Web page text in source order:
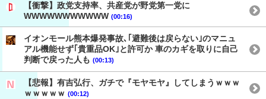
【衝撃】政党支持率、共産党が野党第一党に
WWWWWWWWWWW (00:16)
イオンモール熊本爆発事故､｢避難後は戻らない｣のマニュ
アル機能せず｢貴重品OK｣と許可か 車のカギを取りに自己
判断で戻った人も (00:13)
【悲報】有吉弘行、ガチで『モヤモヤ』してしまうｗｗｗ
ｗｗｗｗｗ (00:12)